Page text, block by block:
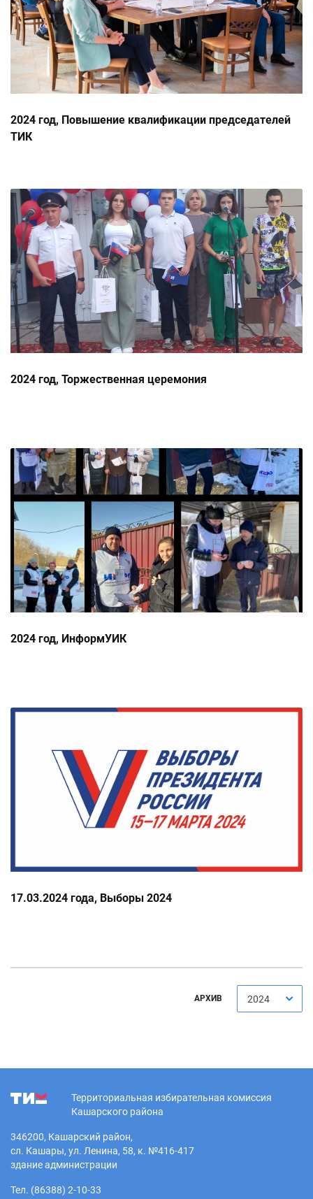
2024 год, Повышение квалификации председателей
ТИК
2024 год, Торжественная церемония
2024 год, ИнформУИК
17.03.2024 года, Выборы 2024
АРХИВ 2024
Территориальная избирательная комиссия
Кашарского района
346200, Кашарский район,
сл. Кашары, ул. Ленина, 58, к. №416-417
здание администрации
Тел. (86388) 2-10-33